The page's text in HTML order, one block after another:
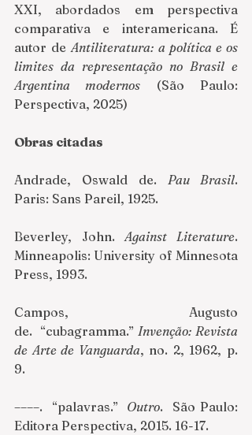
XXI, abordados em perspectiva
comparativa e interamericana. É
autor de Antiliteratura: a política e os
limites da representação no Brasil e
Argentina modernos (São Paulo:
Perspectiva, 2025)
Obras citadas
Andrade, Oswald de. Pau Brasil.
Paris: Sans Pareil, 1925.
Beverley, John. Against Literature.
Minneapolis: University of Minnesota
Press, 1993.
Campos, Augusto
de.  “cubagramma.” Invenção: Revista
de Arte de Vanguarda, no. 2, 1962, p.
9.
––––.  “palavras.” Outro.  São Paulo:
Editora Perspectiva, 2015. 16-17.